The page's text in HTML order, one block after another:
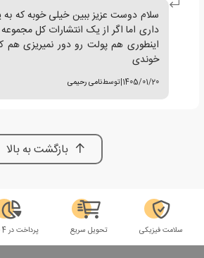
سلام دوست عزیز ببین خیلی خوبه که به
داری اما اگر از یک انتشارات کل
اینطوری هم پولت رو دور نمیریزی هم
خوندی
1405/01/20
|توسطنامی رحیمی
بازگشت به بالا
سلامت فیزیکی تحویل سریع پرداخت در 4 قسط